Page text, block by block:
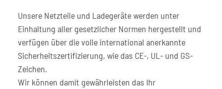
Unsere Netzteile und Ladegeräte werden unter
Einhaltung aller gesetzlicher Normen hergestellt und
verfügen über die volle international anerkannte
Sicherheitszertifizierung, wie das CE-, UL- und GS-
Zeichen.
Wir können damit gewährleisten das Ihr